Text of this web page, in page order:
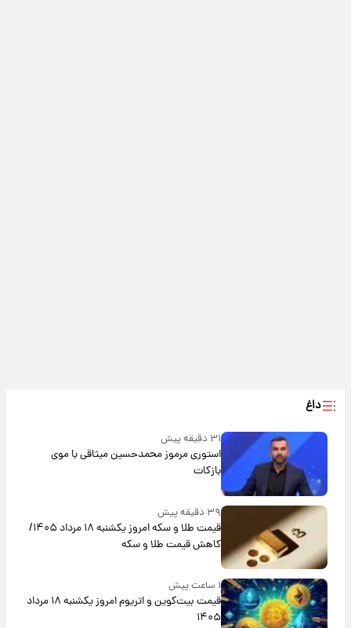
داغ
۳۱ دقیقه پیش
استوری مرموز محمدحسین میثاقی با موی
بازکات
۳۹ دقیقه پیش
قیمت طلا و سکه امروز یکشنبه ۱۸ مرداد ۱۴۰۵/
کاهش قیمت طلا و سکه
۱ ساعت پیش
قیمت بیت‌کوین و اتریوم امروز یکشنبه ۱۸ مرداد
۱۴۰۵